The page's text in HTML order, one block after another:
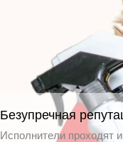
Безупречная
Исполнители проходят